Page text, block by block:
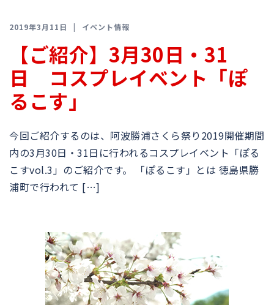
2019年3月11日 イベント情報
【ご紹介】3月30日・31
日 コスプレイベント「ぽ
るこす」
今回ご紹介するのは、阿波勝浦さくら祭り2019開催期間
内の3月30日・31日に行われるコスプレイベント「ぽる
こすvol.3」のご紹介です。 「ぽるこす」とは 徳島県勝
浦町で行われて […]